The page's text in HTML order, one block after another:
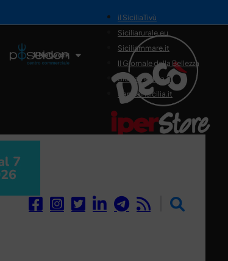
Il Network
il SiciliaTivù
Siciliarurale.eu
Siciliammare.it
Il Giornale della Bellezza
Siciliamedica.it
Sanitainsicilia.it